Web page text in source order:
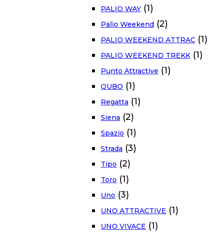
PALIO WAY (1)
Palio Weekend (2)
PALIO WEEKEND ATTRAC (1)
PALIO WEEKEND TREKK (1)
Punto Attractive (1)
QUBO (1)
Regatta (1)
Siena (2)
Spazio (1)
Strada (3)
Tipo (2)
Toro (1)
Uno (3)
UNO ATTRACTIVE (1)
UNO VIVACE (1)